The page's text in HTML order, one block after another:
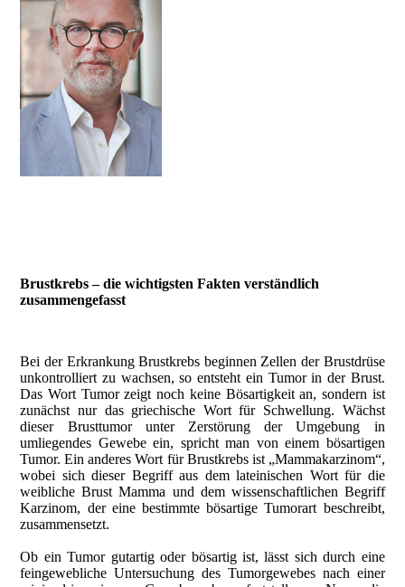
Brustkrebs – die wichtigsten Fakten verständlich
zusammengefasst
Bei der Erkrankung Brustkrebs beginnen Zellen der Brustdrüse
unkontrolliert zu wachsen, so entsteht ein Tumor in der Brust.
Das Wort Tumor zeigt noch keine Bösartigkeit an, sondern ist
zunächst nur das griechische Wort für Schwellung. Wächst
dieser Brusttumor unter Zerstörung der Umgebung in
umliegendes Gewebe ein, spricht man von einem bösartigen
Tumor. Ein anderes Wort für Brustkrebs ist „Mammakarzinom“,
wobei sich dieser Begriff aus dem lateinischen Wort für die
weibliche Brust Mamma und dem wissenschaftlichen Begriff
Karzinom, der eine bestimmte bösartige Tumorart beschreibt,
zusammensetzt.
Ob ein Tumor gutartig oder bösartig ist, lässt sich durch eine
feingewebliche Untersuchung des Tumorgewebes nach einer